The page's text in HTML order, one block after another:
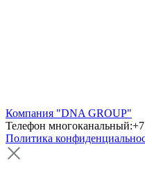
Компания "DNA GROUP"
Телефон
Политика